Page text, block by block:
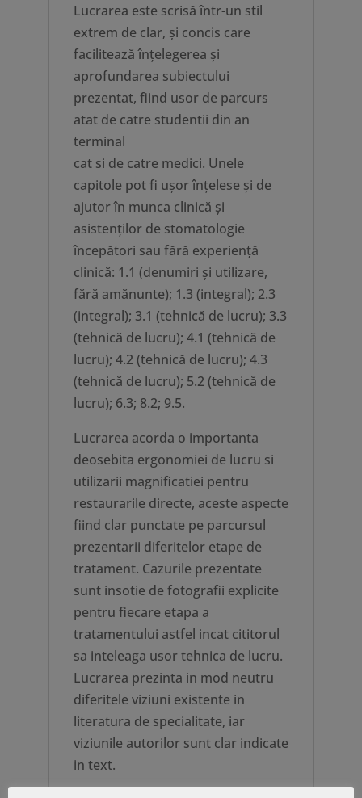
Lucrarea este scrisă într-un stil
extrem de clar, și concis care
facilitează înțelegerea și
aprofundarea subiectului
prezentat, fiind usor de parcurs
atat de catre studentii din an
terminal
cat si de catre medici. Unele
capitole pot fi ușor înțelese și de
ajutor în munca clinică și
asistenților de stomatologie
începători sau fără experiență
clinică: 1.1 (denumiri și utilizare,
fără amănunte); 1.3 (integral); 2.3
(integral); 3.1 (tehnică de lucru); 3.3
(tehnică de lucru); 4.1 (tehnică de
lucru); 4.2 (tehnică de lucru); 4.3
(tehnică de lucru); 5.2 (tehnică de
lucru); 6.3; 8.2; 9.5.
Lucrarea acorda o importanta
deosebita ergonomiei de lucru si
utilizarii magnificatiei pentru
restaurarile directe, aceste aspecte
fiind clar punctate pe parcursul
prezentarii diferitelor etape de
tratament. Cazurile prezentate
sunt insotie de fotografii explicite
pentru fiecare etapa a
tratamentului astfel incat cititorul
sa inteleaga usor tehnica de lucru.
Lucrarea prezinta in mod neutru
diferitele viziuni existente in
literatura de specialitate, iar
viziunile autorilor sunt clar indicate
in text.